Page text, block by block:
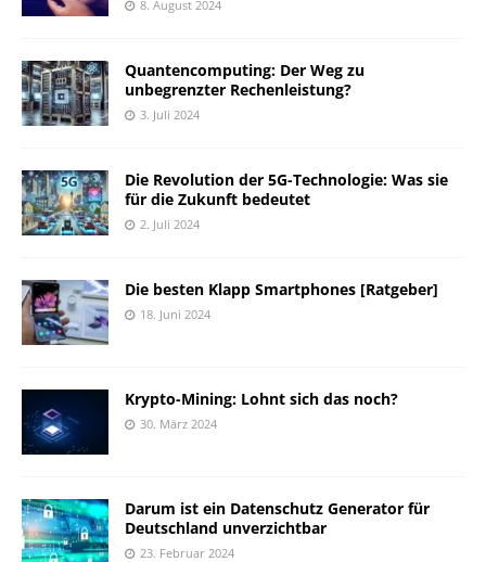
8. August 2024
Quantencomputing: Der Weg zu
unbegrenzter Rechenleistung?
3. Juli 2024
Die Revolution der 5G-Technologie: Was sie
für die Zukunft bedeutet
2. Juli 2024
Die besten Klapp Smartphones [Ratgeber]
18. Juni 2024
Krypto-Mining: Lohnt sich das noch?
30. März 2024
Darum ist ein Datenschutz Generator für
Deutschland unverzichtbar
23. Februar 2024